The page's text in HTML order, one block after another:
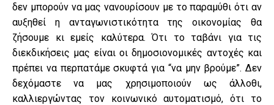
δεν μπορούν να μας νανουρίσουν με το παραμύθι ότι αν
αυξηθεί η ανταγωνιστικότητα της οικονομίας θα
ζήσουμε κι εμείς καλύτερα. Ότι το ταβάνι για τις
διεκδικήσεις μας είναι οι δημοσιονομικές αντοχές και
πρέπει να περπατάμε σκυφτά για “να μην βρούμε”. Δεν
δεχόμαστε να μας χρησιμοποιούν ως άλλοθι,
καλλιεργώντας τον κοινωνικό αυτοματισμό, ότι το